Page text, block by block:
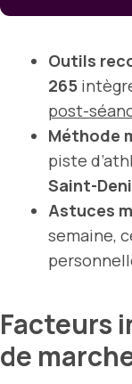
Outils
265
post-
Méthode
piste
Saint-
Astuces
semaine,
Facteurs
de